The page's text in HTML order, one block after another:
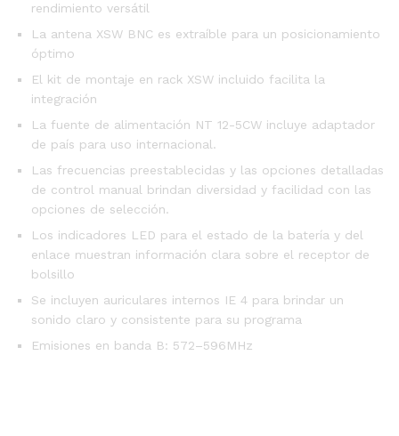
rendimiento versátil
La antena XSW BNC es extraíble para un posicionamiento
óptimo
El kit de montaje en rack XSW incluido facilita la
integración
La fuente de alimentación NT 12-5CW incluye adaptador
de país para uso internacional.
Las frecuencias preestablecidas y las opciones detalladas
de control manual brindan diversidad y facilidad con las
opciones de selección.
Los indicadores LED para el estado de la batería y del
enlace muestran información clara sobre el receptor de
bolsillo
Se incluyen auriculares internos IE 4 para brindar un
sonido claro y consistente para su programa
Emisiones en banda B: 572–596MHz